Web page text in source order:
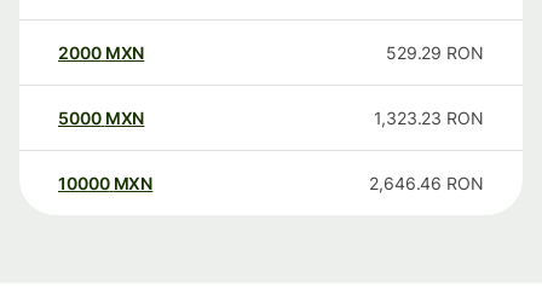
2000 MXN 529.29 RON
5000 MXN 1,323.23 RON
10000 MXN 2,646.46 RON